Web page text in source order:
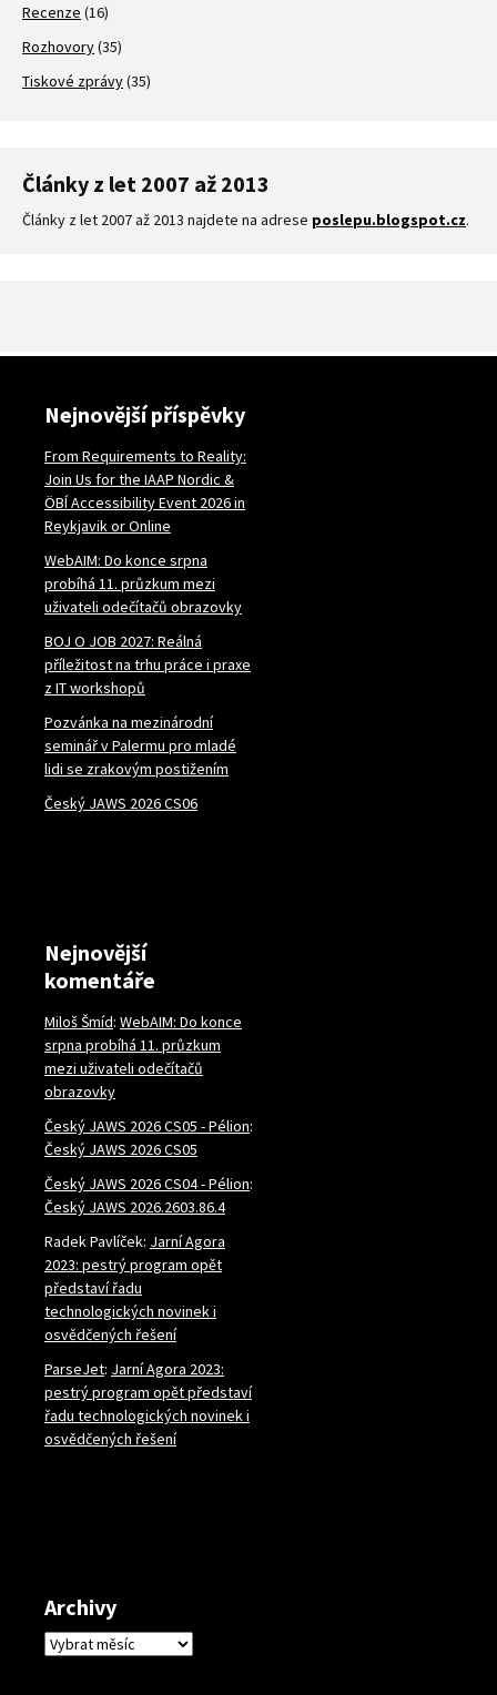
Recenze (16)
Rozhovory(35)
Tiskové zprávy(35)
Články z let 2007 až 2013
Články z let 2007 až 2013 najdete na adrese poslepu.blogspot.cz.
Nejnovější příspěvky
From Requirements to Reality:
Join Us for the IAAP Nordic &
ÖBÍ Accessibility Event 2026 in
Reykjavik or Online
WebAIM: Do konce srpna
probíhá 11. průzkum mezi
uživateli odečítačů obrazovky
BOJ O JOB 2027: Reálná
příležitost na trhu práce i praxe
z IT workshopů
Pozvánka na mezinárodní
seminář v Palermu pro mladé
lidi se zrakovým postižením
Český JAWS 2026 CS06
Nejnovější
komentáře
Miloš Šmíd: WebAIM: Do konce
srpna probíhá 11. průzkum
mezi uživateli odečítačů
obrazovky
Český JAWS 2026 CS05 - Pélion:
Český JAWS 2026 CS05
Český JAWS 2026 CS04 - Pélion:
Český JAWS 2026.2603.86.4
Radek Pavlíček: Jarní Agora
2023: pestrý program opět
představí řadu
technologických novinek i
osvědčených řešení
ParseJet: Jarní Agora 2023:
pestrý program opět představí
řadu technologických novinek i
osvědčených řešení
Archivy
Archivy